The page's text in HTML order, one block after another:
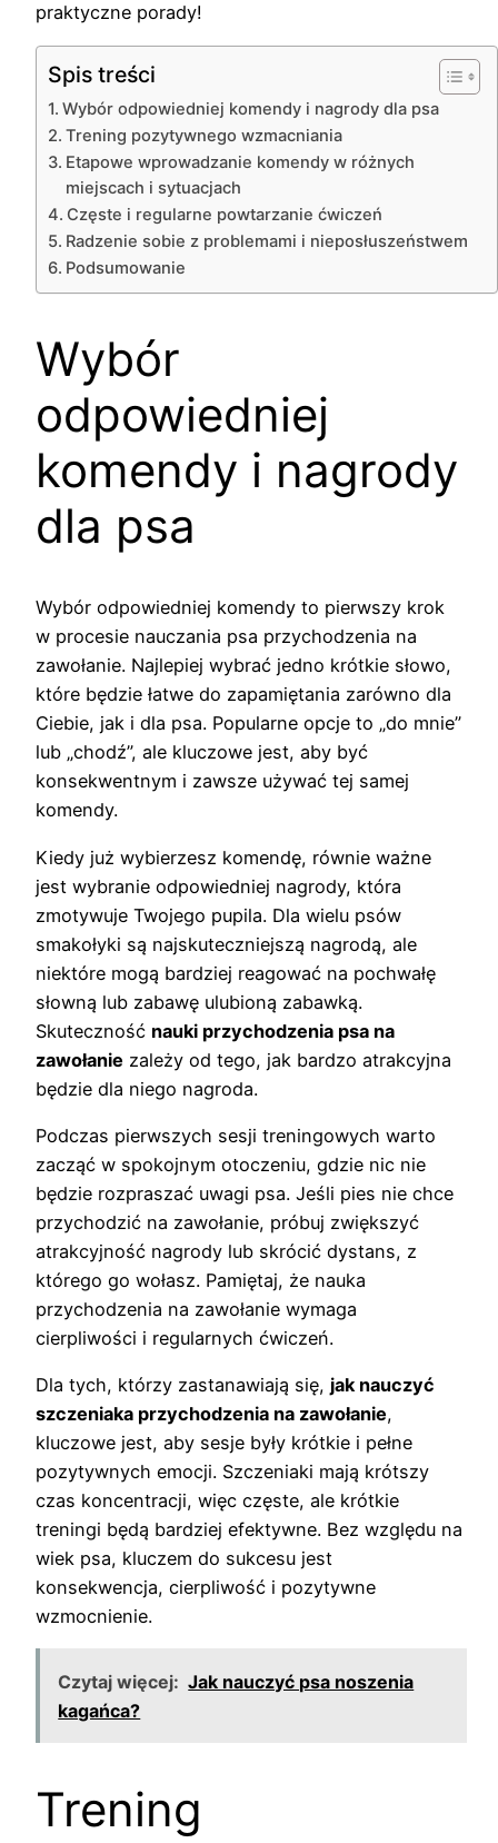
praktyczne porady!
Spis treści
Wybór odpowiedniej komendy i nagrody dla psa
Trening pozytywnego wzmacniania
Etapowe wprowadzanie komendy w różnych
miejscach i sytuacjach
Częste i regularne powtarzanie ćwiczeń
Radzenie sobie z problemami i nieposłuszeństwem
Podsumowanie
Wybór
odpowiedniej
komendy i nagrody
dla psa
Wybór odpowiedniej komendy to pierwszy krok
w procesie nauczania psa przychodzenia na
zawołanie. Najlepiej wybrać jedno krótkie słowo,
które będzie łatwe do zapamiętania zarówno dla
Ciebie, jak i dla psa. Popularne opcje to „do mnie”
lub „chodź”, ale kluczowe jest, aby być
konsekwentnym i zawsze używać tej samej
komendy.
Kiedy już wybierzesz komendę, równie ważne
jest wybranie odpowiedniej nagrody, która
zmotywuje Twojego pupila. Dla wielu psów
smakołyki są najskuteczniejszą nagrodą, ale
niektóre mogą bardziej reagować na pochwałę
słowną lub zabawę ulubioną zabawką.
Skuteczność nauki przychodzenia psa na
zawołanie zależy od tego, jak bardzo atrakcyjna
będzie dla niego nagroda.
Podczas pierwszych sesji treningowych warto
zacząć w spokojnym otoczeniu, gdzie nic nie
będzie rozpraszać uwagi psa. Jeśli pies nie chce
przychodzić na zawołanie, próbuj zwiększyć
atrakcyjność nagrody lub skrócić dystans, z
którego go wołasz. Pamiętaj, że nauka
przychodzenia na zawołanie wymaga
cierpliwości i regularnych ćwiczeń.
Dla tych, którzy zastanawiają się, jak nauczyć
szczeniaka przychodzenia na zawołanie,
kluczowe jest, aby sesje były krótkie i pełne
pozytywnych emocji. Szczeniaki mają krótszy
czas koncentracji, więc częste, ale krótkie
treningi będą bardziej efektywne. Bez względu na
wiek psa, kluczem do sukcesu jest
konsekwencja, cierpliwość i pozytywne
wzmocnienie.
Czytaj więcej: Jak nauczyć psa noszenia
kagańca?
Trening